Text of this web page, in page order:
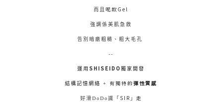
而且 呢款Gel
強調係美肌急救
告別暗瘡粗糙、粗大毛孔
--
運用 SHISEIDO獨家開發
結構記憶網絡 + 有獨特的彈性質感
好滑DoDo識「 SIR 」 走